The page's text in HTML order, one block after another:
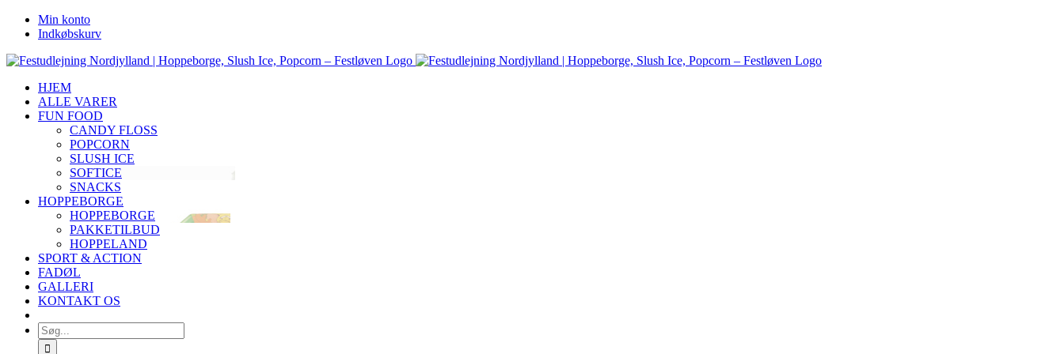
Skip
Facebook
Instagram
YouTubeMin konto
Indkøbskurv
HJEM
ALLE VARER
FUN FOOD
CANDY FLOSS
POPCORN
SLUSH ICE
SOFTICE
SNACKS
HOPPEBORGE
HOPPEBORGE
PAKKETILBUD
HOPPELAND
SPORT & ACTION
FADØL
GALLERI
KONTAKT OS
Søg
efter: